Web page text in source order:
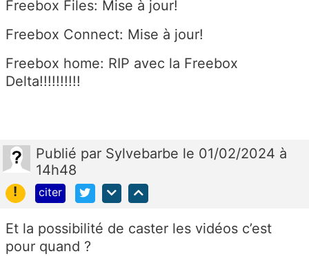
Freebox Files: Mise à jour!
Freebox Connect: Mise à jour!
Freebox home: RIP avec la Freebox
Delta!!!!!!!!!!
Publié par Sylvebarbe le 01/02/2024 à
14h48
!
citer
Et la possibilité de caster les vidéos c’est
pour quand ?